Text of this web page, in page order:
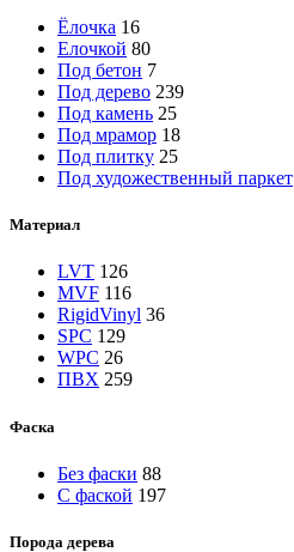
Ёлочка 16
Елочкой 80
Под бетон 7
Под дерево 239
Под камень 25
Под мрамор 18
Под плитку 25
Под художественный паркет
Материал
LVT 126
MVF 116
RigidVinyl 36
SPC 129
WPC 26
ПВХ 259
Фаска
Без фаски 88
С фаской 197
Порода дерева